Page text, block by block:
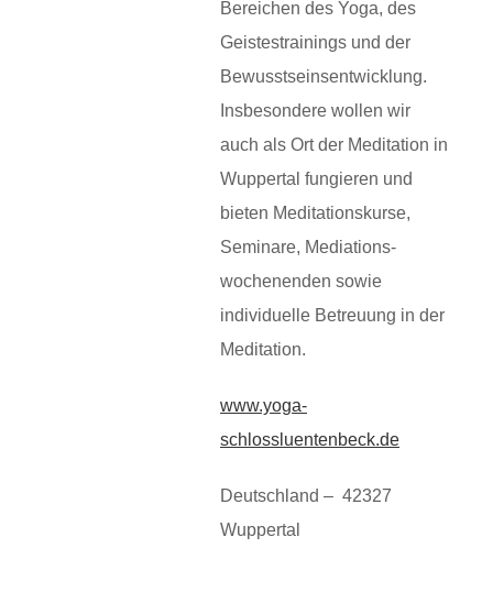
Bereichen des Yoga, des
Geistestrainings und der
Bewusstseinsentwicklung.
Insbesondere wollen wir
auch als Ort der Meditation in
Wuppertal fungieren und
bieten Meditationskurse,
Seminare, Mediations-
wochenenden sowie
individuelle Betreuung in der
Meditation.
www.yoga-
schlossluentenbeck.de
Deutschland – 42327
Wuppertal